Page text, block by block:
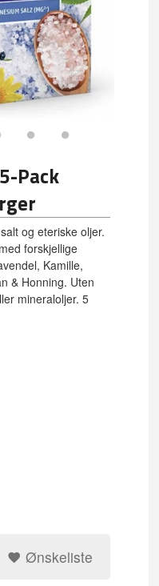
Pack
og eteriske oljer.
forskjellige
Kamille,
& Honning. Uten
mineraloljer. 5
Ønskeliste